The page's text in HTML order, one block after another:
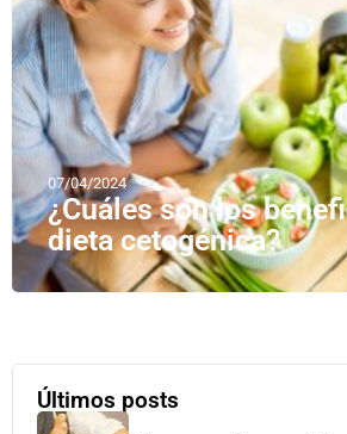
07/04/2024
¿Cuáles son los
dieta cetogénica?
Últimos posts